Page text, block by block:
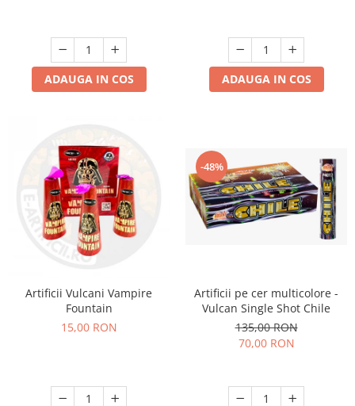
ADAUGA IN COS ADAUGA IN COS
Artificii Vulcani Vampire
Fountain
15,00 RON
-48%
Artificii pe cer multicolore -
Vulcan Single Shot Chile
135,00 RON
70,00 RON